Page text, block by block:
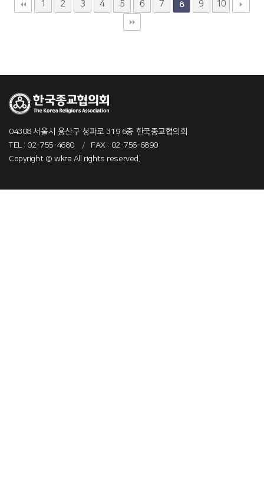
1 2 3 4 5 6 7 8 9 10
04308 서울시 용산구 청파로 319 6층 한국종교협의회
TEL : 02-755-4680
/
FAX : 02-756-6890
Copyright © wkra All rights reserved.